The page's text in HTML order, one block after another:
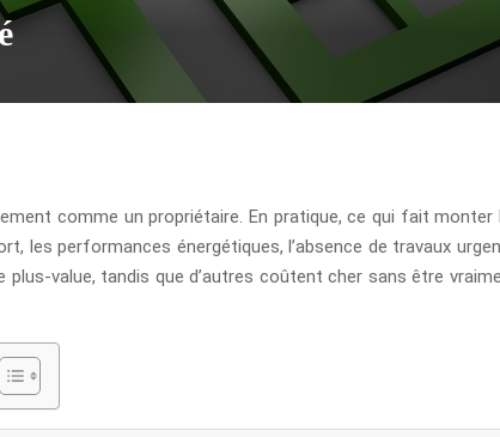
comme un propriétaire. En pratique, ce qui fait monter
les performances énergétiques, l’absence de travaux
value, tandis que d’autres coûtent cher sans être